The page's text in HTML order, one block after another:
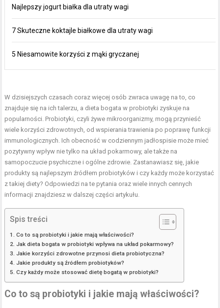
Najlepszy jogurt białka dla utraty wagi
7 Skuteczne koktajle białkowe dla utraty wagi
5 Niesamowite korzyści z mąki gryczanej
W dzisiejszych czasach coraz więcej osób zwraca uwagę na to, co
znajduje się na ich talerzu, a dieta bogata w probiotyki zyskuje na
popularności. Probiotyki, czyli żywe mikroorganizmy, mogą przynieść
wiele korzyści zdrowotnych, od wspierania trawienia po poprawę funkcji
immunologicznych. Ich obecność w codziennym jadłospisie może mieć
pozytywny wpływ nie tylko na układ pokarmowy, ale także na
samopoczucie psychiczne i ogólne zdrowie. Zastanawiasz się, jakie
produkty są najlepszym źródłem probiotyków i czy każdy może korzystać
z takiej diety? Odpowiedzi na te pytania oraz wiele innych cennych
informacji znajdziesz w dalszej części artykułu.
Spis treści
Co to są probiotyki i jakie mają właściwości?
Jak dieta bogata w probiotyki wpływa na układ pokarmowy?
Jakie korzyści zdrowotne przynosi dieta probiotyczna?
Jakie produkty są źródłem probiotyków?
Czy każdy może stosować dietę bogatą w probiotyki?
Co to są probiotyki i jakie mają właściwości?